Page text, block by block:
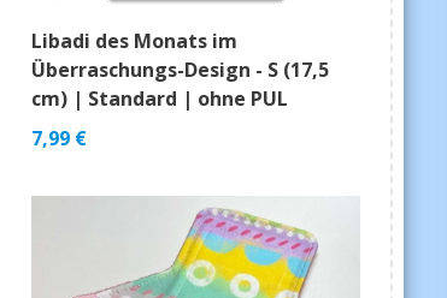
Libadi des Monats im
Überraschungs-Design - S (17,5
cm) | Standard | ohne PUL
7,99 €